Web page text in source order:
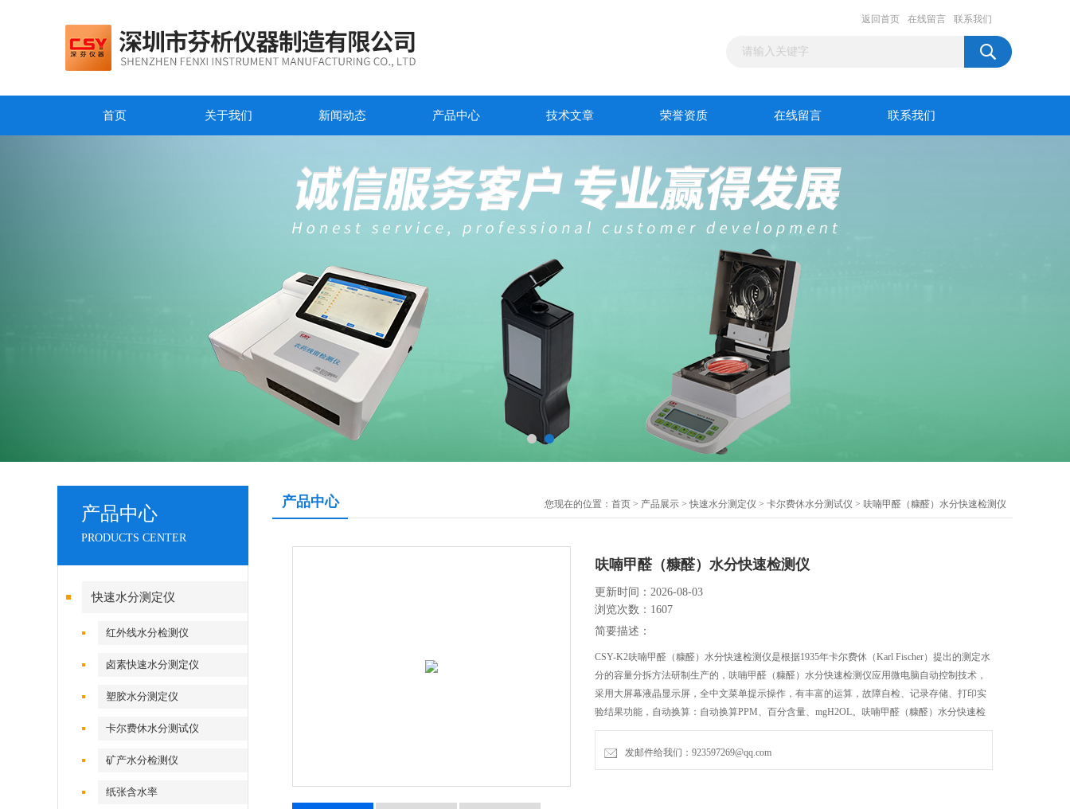
返回首页 在线留言 联系我们
首页 关于我们 新闻动态 产品中心 技术文章 荣誉资质 在线留言 联系我们
产品中心
PRODUCTS CENTER
快速水分测定仪
红外线水分检测仪
卤素快速水分测定仪
塑胶水分测定仪
卡尔费休水分测试仪
矿产水分检测仪
纸张含水率
产品中心 您现在的位置： 首页 > 产品展示 >快速水分测定仪 > 卡尔费休水分测试仪 > 呋喃甲醛（糠醛）水分快速检测仪
呋喃甲醛（糠醛）水分快速检测仪
更新时间：2026-08-03
浏览次数：1607
简要描述：
CSY-K2呋喃甲醛（糠醛）水分快速检测仪是根据1935年卡尔费休（Karl Fischer）提出的测定水
分的容量分拆方法研制生产的，呋喃甲醛（糠醛）水分快速检测仪应用微电脑自动控制技术，
采用大屏幕液晶显示屏，全中文菜单提示操作，有丰富的运算，故障自检、记录存储、打印实
验结果功能，自动换算：自动换算PPM、百分含量、mgH2OL。呋喃甲醛（糠醛）水分快速检
测仪已被列为许多物质中水分测定的标准方
发邮件给我们：923597269@qq.com